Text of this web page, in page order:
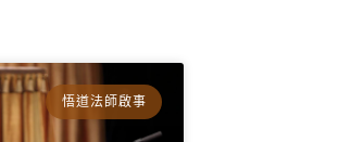
悟道法師啟事